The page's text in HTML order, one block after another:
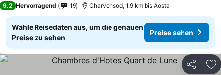
9.2 Hervorragend 19 Charvensod, 1.9 km bis Aosta
Wähle Reisedaten aus, um die genauen
Preise zu sehen
Preise sehen
Teilen